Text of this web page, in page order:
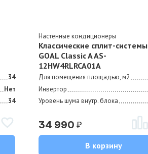
34
Нет
34
Настенные кондиционеры
Классические сплит-системы
GOAL Classic A AS-
12HW4RLRCA01A
Для помещения площадью, м2
Инвертор
Уровень шума внутр. блока
34 990₽
В корзину